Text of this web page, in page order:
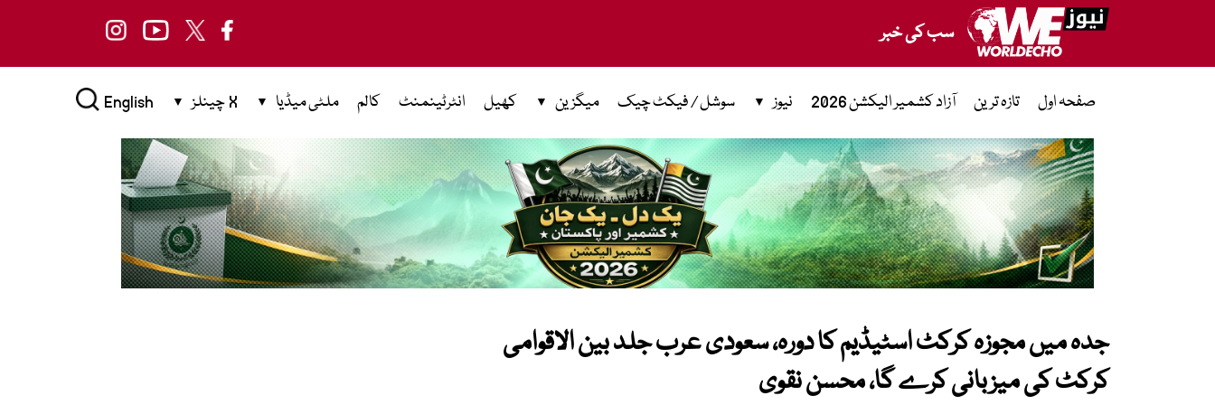
سب کی خبر
صفحہ اول تازہ ترین آزاد کشمیر الیکشن 2026 نیوز سوشل / فیکٹ چیک میگزین کھیل انٹرٹینمنٹ کالم ملٹی میڈیا X چینلز English
جدہ میں مجوزہ کرکٹ اسٹیڈیم کا دورہ، سعودی عرب جلد بین الاقوامی
کرکٹ کی میزبانی کرے گا، محسن نقوی